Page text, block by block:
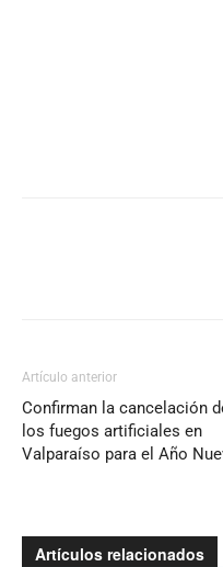
Artículo anterior
Confirman la cancelación
los fuegos artificiales en
Valparaíso para el Año
Artículos relacionados